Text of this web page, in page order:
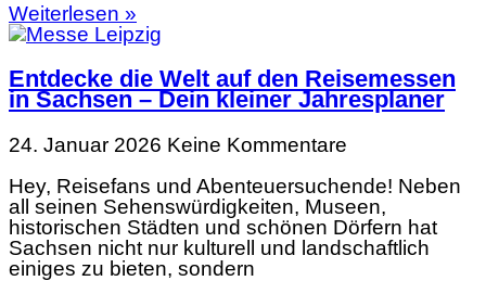
Weiterlesen »
Entdecke die Welt auf den Reisemessen
in Sachsen – Dein kleiner Jahresplaner
24. Januar 2026 Keine Kommentare
Hey, Reisefans und Abenteuersuchende! Neben
all seinen Sehenswürdigkeiten, Museen,
historischen Städten und schönen Dörfern hat
Sachsen nicht nur kulturell und landschaftlich
einiges zu bieten, sondern